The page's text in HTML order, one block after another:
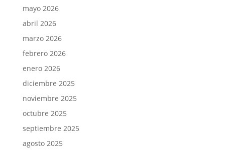
mayo 2026
abril 2026
marzo 2026
febrero 2026
enero 2026
diciembre 2025
noviembre 2025
octubre 2025
septiembre 2025
agosto 2025